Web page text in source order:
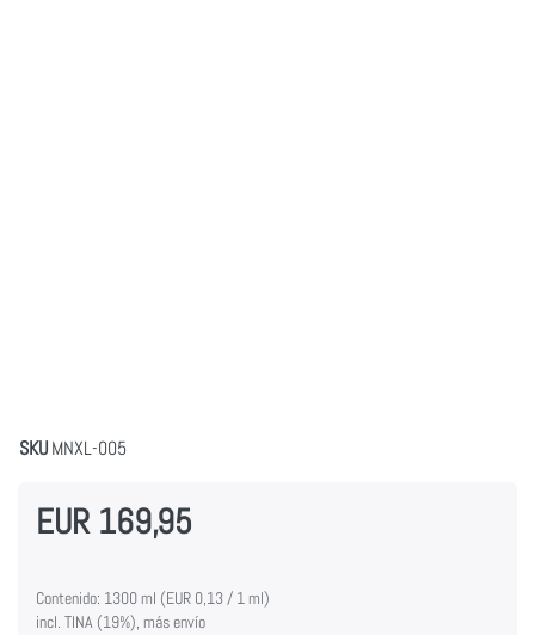
SKUMNXL-005
EUR 169,95
Contenido: 1300 ml (EUR 0,13 / 1 ml)
incl. TINA (19%), más envío